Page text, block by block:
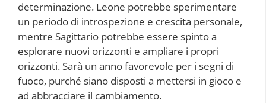
determinazione. Leone potrebbe sperimentare
un periodo di introspezione e crescita personale,
mentre Sagittario potrebbe essere spinto a
esplorare nuovi orizzonti e ampliare i propri
orizzonti. Sarà un anno favorevole per i segni di
fuoco, purché siano disposti a mettersi in gioco e
ad abbracciare il cambiamento.